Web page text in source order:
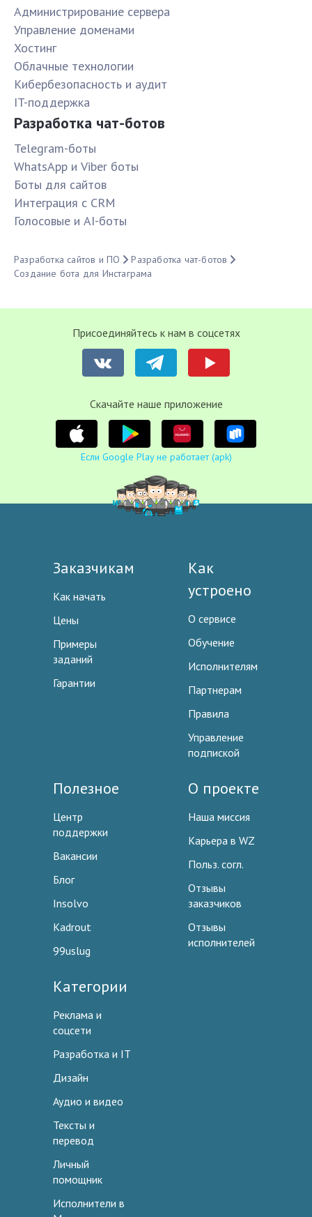
Администрирование сервера
Управление доменами
Хостинг
Облачные технологии
Кибербезопасность и аудит
IT-поддержка
Разработка чат-ботов
Telegram-боты
WhatsApp и Viber боты
Боты для сайтов
Интеграция с CRM
Голосовые и AI-боты
Разработка сайтов и ПО
Разработка чат-ботов
Создание бота для Инстаграма
Присоединяйтесь к нам в соцсетях
Cкачайте наше приложение
Если Google Play не работает (apk)
Заказчикам
Как начать
Цены
Примеры
заданий
Гарантии
Как
устроено
О сервисе
Обучение
Исполнителям
Партнерам
Правила
Управление
подпиской
Полезное
Центр
поддержки
Вакансии
Блог
Insolvo
Kadrout
99uslug
О проекте
Наша миссия
Карьера в WZ
Польз. согл.
Отзывы
заказчиков
Отзывы
исполнителей
Категории
Реклама и
соцсети
Разработка и IT
Дизайн
Аудио и видео
Тексты и
перевод
Личный
помощник
Исполнители в